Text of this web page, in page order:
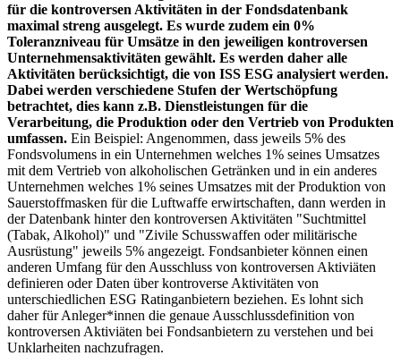
für die kontroversen Aktivitäten in der Fondsdatenbank
maximal streng ausgelegt. Es wurde zudem ein 0%
Toleranzniveau für Umsätze in den jeweiligen kontroversen
Unternehmensaktivitäten gewählt. Es werden daher alle
Aktivitäten berücksichtigt, die von ISS ESG analysiert werden.
Dabei werden verschiedene Stufen der Wertschöpfung
betrachtet, dies kann z.B. Dienstleistungen für die
Verarbeitung, die Produktion oder den Vertrieb von Produkten
umfassen. Ein Beispiel: Angenommen, dass jeweils 5% des
Fondsvolumens in ein Unternehmen welches 1% seines Umsatzes
mit dem Vertrieb von alkoholischen Getränken und in ein anderes
Unternehmen welches 1% seines Umsatzes mit der Produktion von
Sauerstoffmasken für die Luftwaffe erwirtschaften, dann werden in
der Datenbank hinter den kontroversen Aktivitäten "Suchtmittel
(Tabak, Alkohol)" und "Zivile Schusswaffen oder militärische
Ausrüstung" jeweils 5% angezeigt. Fondsanbieter können einen
anderen Umfang für den Ausschluss von kontroversen Aktiviäten
definieren oder Daten über kontroverse Aktivitäten von
unterschiedlichen ESG Ratinganbietern beziehen. Es lohnt sich
daher für Anleger*innen die genaue Ausschlussdefinition von
kontroversen Aktiviäten bei Fondsanbietern zu verstehen und bei
Unklarheiten nachzufragen.